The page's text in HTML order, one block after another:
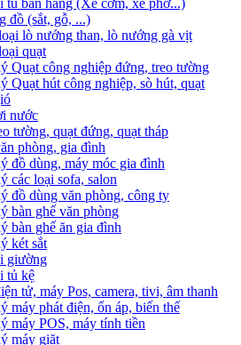
tủ bán hàng (Xe cơm, xe phở...)
đồ (sắt, gỗ, ...)
lò nướng than, lò nướng gà vịt
quạt
Quạt công nghiệp đứng, treo tường
Quạt hút công nghiệp, sò hút, quạt
nước
tường, quạt đứng, quạt tháp
phòng, gia đình
đồ dùng, máy móc gia đình
các loại sofa, salon
đồ dùng văn phòng, công ty
bàn ghế văn phòng
bàn ghế ăn gia đình
két sắt
giường
tủ kệ
tử, máy Pos, camera, tivi, âm thanh
máy phát điện, ổn áp, biến thế
máy POS, máy tính tiền
máy giặt